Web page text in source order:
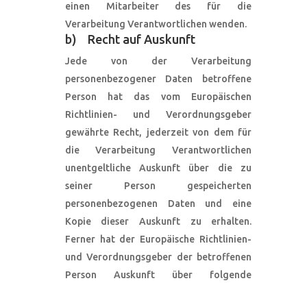
einen Mitarbeiter des für die
Verarbeitung Verantwortlichen wenden.
b) Recht auf Auskunft
Jede von der Verarbeitung
personenbezogener Daten betroffene
Person hat das vom Europäischen
Richtlinien- und Verordnungsgeber
gewährte Recht, jederzeit von dem für
die Verarbeitung Verantwortlichen
unentgeltliche Auskunft über die zu
seiner Person gespeicherten
personenbezogenen Daten und eine
Kopie dieser Auskunft zu erhalten.
Ferner hat der Europäische Richtlinien-
und Verordnungsgeber der betroffenen
Person Auskunft über folgende